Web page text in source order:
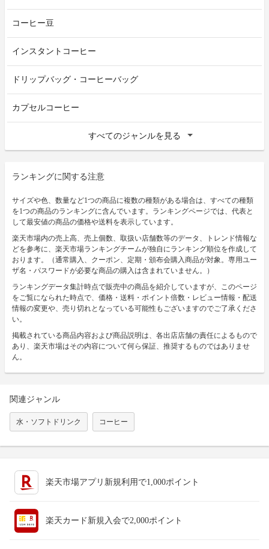
コーヒー豆
インスタントコーヒー
ドリップバッグ・コーヒーバッグ
カプセルコーヒー
すべてのジャンルを見る
ランキングに関する注意
サイズや色、数量など1つの商品に複数の種類がある場合は、すべての種類
を1つの商品のランキングに含んでいます。ランキングページでは、代表と
して最安値の商品の価格や送料を表示しています。
楽天市場内の売上高、売上個数、取扱い店舗数等のデータ、トレンド情報な
どを参考に、楽天市場ランキングチームが独自にランキング順位を作成して
おります。（通常購入、クーポン、定期・頒布会購入商品が対象。専用ユー
ザ名・パスワードが必要な商品の購入は含まれていません。）
ランキングデータ集計時点で販売中の商品を紹介していますが、このページ
をご覧になられた時点で、価格・送料・ポイント倍数・レビュー情報・配送
情報の変更や、売り切れとなっている可能性もございますのでご了承くださ
い。
掲載されている商品内容および商品説明は、各出店店舗の責任によるもので
あり、楽天市場はその内容について何ら保証、推奨するものではありませ
ん。
関連ジャンル
水・ソフトドリンク コーヒー
楽天市場アプリ新規利用で1,000ポイント
楽天カード新規入会で2,000ポイント